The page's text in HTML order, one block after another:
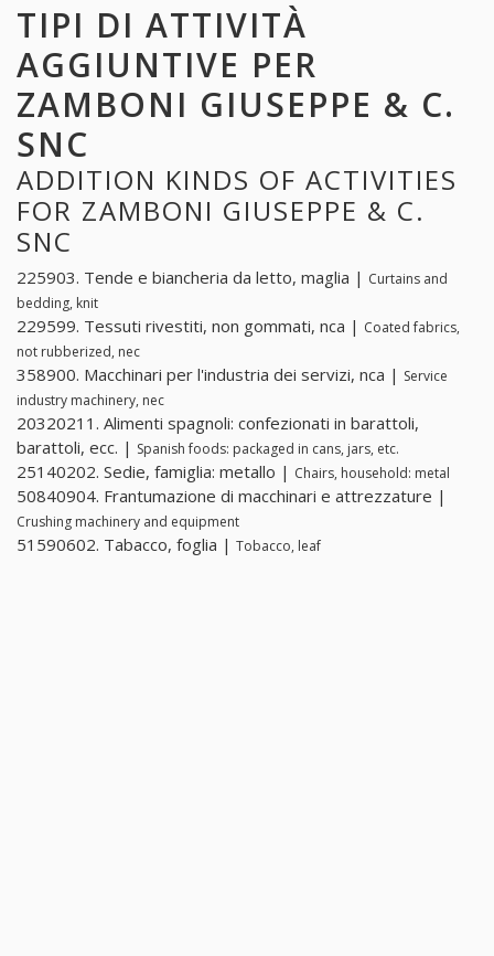
TIPI DI ATTIVITÀ
AGGIUNTIVE PER
ZAMBONI GIUSEPPE & C.
SNC
ADDITION KINDS OF ACTIVITIES
FOR ZAMBONI GIUSEPPE & C.
SNC
225903. Tende e biancheria da letto, maglia | Curtains and
bedding, knit
229599. Tessuti rivestiti, non gommati, nca | Coated fabrics,
not rubberized, nec
358900. Macchinari per l'industria dei servizi, nca | Service
industry machinery, nec
20320211. Alimenti spagnoli: confezionati in barattoli,
barattoli, ecc. | Spanish foods: packaged in cans, jars, etc.
25140202. Sedie, famiglia: metallo | Chairs, household: metal
50840904. Frantumazione di macchinari e attrezzature |
Crushing machinery and equipment
51590602. Tabacco, foglia | Tobacco, leaf